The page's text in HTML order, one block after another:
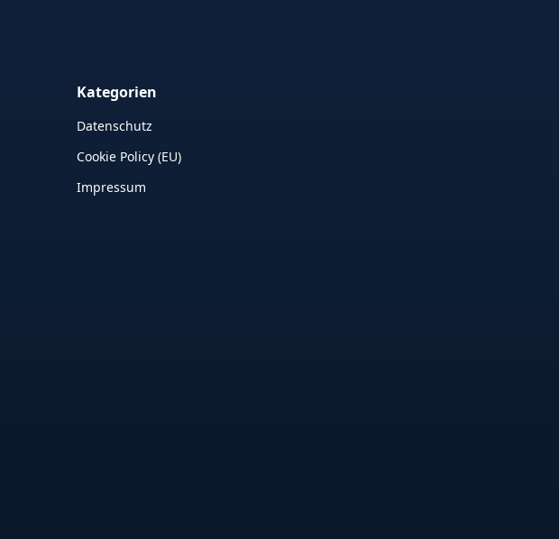
Kategorien
Datenschutz
Cookie Policy (EU)
Impressum